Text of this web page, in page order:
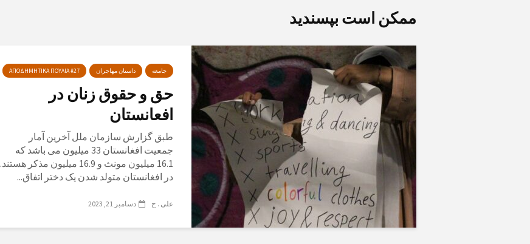
ممکن است بپسندید
جامعه داستان مهاجران ΑΠΟΔΗΜΗΤΙΚΑ ΠΟΥΛΙΑ #27
حق و حقوق زنان در
افعانستان
طبق گزارش سازمان ملل آخرین آمار
جمعیت افغانستان 33 میلیون می باشد که
16.1 میلیون مونث و 16.9 میلیون مذکر هستند.
در افغانستان متولد شدن یک دختر اتفاق...
علی . ح دسامبر 21, 2023